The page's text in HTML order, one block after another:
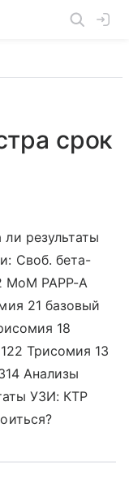
срок
результаты
Своб. бета-
МоМ РАРР-А
21 базовый
18
Трисомия 13
Анализы
УЗИ: КТР